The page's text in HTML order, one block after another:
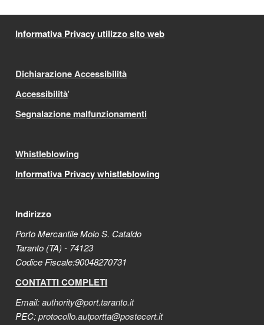
Informativa Privacy utilizzo sito web
Dichiarazione Accessibilità
Accessibilità'
Segnalazione malfunzionamenti
Whistleblowing
Informativa Privacy whistleblowing
Indirizzo
Porto Mercantile Molo S. Cataldo
Taranto (TA) - 74123
Codice Fiscale:90048270731
CONTATTI COMPLETI
Email:authority@port.taranto.it
PEC:protocollo.autportta@postecert.it